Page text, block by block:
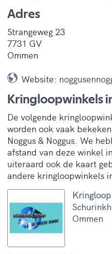
Adres
Strangeweg 23
7731 GV
Ommen
Website:
Kringloopwinkels
De volgende
worden ook vaak
Noggus & Noggus. We
afstand van deze winkel
uiteraard ook de kaart
andere kringloopwinkels
Ommen